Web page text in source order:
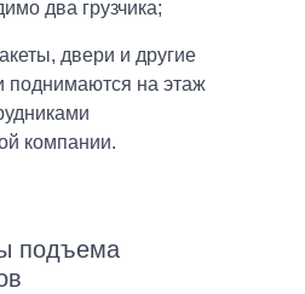
два грузчика;
двери и другие
поднимаются на этаж
компании.
подъема